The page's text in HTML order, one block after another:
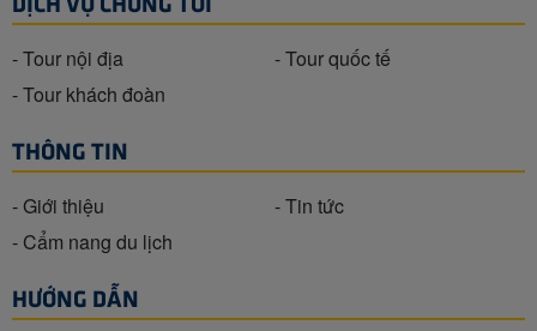
- Tour nội địa
- Tour quốc tế
- Tour khách đoàn
THÔNG TIN
- Giới thiệu
- Tin tức
- Cẩm nang du lịch
HƯỚNG DẪN